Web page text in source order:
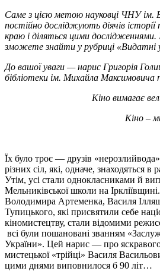
Саме з цією метою науковці ЧНУ ім.
постійно досліджують діячів
краю і діляться цими дослідженнями.
зможете знайти у рубриці «Видатні
До вашої уваги — нарис Григорія
бібліотеки ім. Михайла Максимовича
Кіно вимагає
Кіно –
Їх було троє — друзів
різних сіл, які, одначе, знаходяться в
Утім, усі стали однокласниками й
Мельниківської школи на
Володимира Артеменка, Василя
Тупицького, які присвятили себе
кіномистецтву, стали відомими
всі були пошановані званням
України». Цей нарис — про яскравого
мистецької «трійці» Василя
цими днями виповнилося б 90 літ…